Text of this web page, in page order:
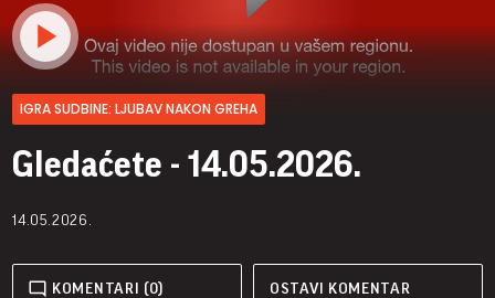
IGRA SUDBINE: LJUBAV NAKON GREHA
Gledaćete - 14.05.2026.
14.05.2026.
KOMENTARI (0) OSTAVI KOMENTAR